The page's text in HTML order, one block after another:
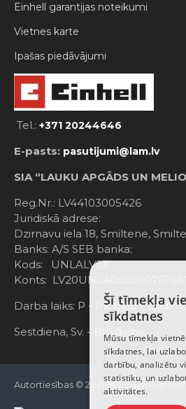
Einhell garantijas noteikumi
Vietnes karte
Ipašas piedāvājumi
Tel.: +371 20244646
E-pasts: pasutijumi@lam.lv
SIA “LAUKU APGĀDS UN
Reg.Nr.: LV44103005426
Juridiskā adrese:
Dzirnavu iela 18, Smiltene,
Banks: A/S SEB banka;
Kods: UNLALV2X
Konts:
Darba laiks: P - Pk. 8:00 - 12:00;
Sestdiena, Sv. - Brīvdiena
Autortiesības © 2021-2025, www.e-
Šī tīmekļa
sīkdatnes
Mūsu tīmekļa
sīkdatnes, lai
darbību, analizētu
statistiku, un
aktivitātes.